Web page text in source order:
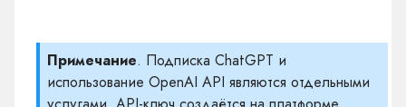
Примечание. Подписка ChatGPT и
использование OpenAI API являются отдельными